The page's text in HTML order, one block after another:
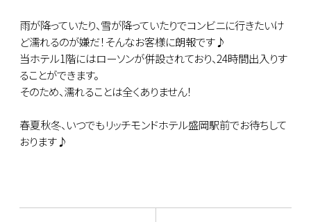
雨が降っていたり、雪が降っていたりでコンビニに行きたいけ
ど濡れるのが嫌だ！そんなお客様に朗報です♪
当ホテル1階にはローソンが併設されており、24時間出入りす
ることができます。
そのため、濡れることは全くありません！
春夏秋冬、いつでもリッチモンドホテル盛岡駅前でお待ちして
おります♪